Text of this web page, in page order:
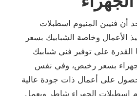
أن فنيين المنيوم اسطبلات
الأعمال وخاصة الشبابيك بسعر
القدرة على توفير فني شبابيك
بسعر رخيص، وفي نفس
على أعمال ذات جودة عالية
اسطبلات الجهراء شاطر ويعمل